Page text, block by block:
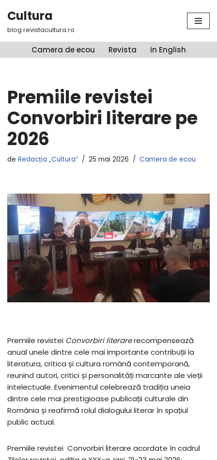
Sari
conținut
Cultura
blog.revistacultura.ro
Camera de ecou Revista In English
Premiile revistei
Convorbiri literare pe
2026
de Redacția „Cultura” 25 mai 2026 Camera de ecou
Premiile revistei Convorbiri literarerecompensează
anual unele dintre cele mai importante contribuții la
literatura, critica și cultura română contemporană,
reunind autori, critici și personalități marcante ale vieții
intelectuale. Evenimentul celebrează tradiția uneia
dintre cele mai prestigioase publicații culturale din
România și reafirmă rolul dialogului literar în spațiul
public actual.
Premiile revistei Convorbiri literare acordate în cadrul